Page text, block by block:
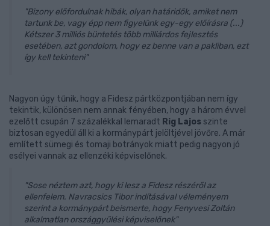
"Bizony előfordulnak hibák, olyan határidők, amiket nem
tartunk be, vagy épp nem figyelünk egy-egy előírásra (...)
Kétszer 3 milliós büntetés több milliárdos fejlesztés
esetében, azt gondolom, hogy ez benne van a pakliban, ezt
így kell tekinteni"
Nagyon úgy tűnik, hogy a Fidesz pártközpontjában nem így
tekintik, különösen nem annak fényében, hogy a három évvel
ezelőtt csupán 7 százalékkal lemaradt Rig Lajos szinte
biztosan egyedül áll ki a kormánypárt jelöltjével jövőre. A már
említett sümegi és tomaji botrányok miatt pedig nagyon jó
esélyei vannak az ellenzéki képviselőnek.
"Sose néztem azt, hogy ki lesz a Fidesz részéről az
ellenfelem. Navracsics Tibor indításával véleményem
szerint a kormánypárt beismerte, hogy Fenyvesi Zoltán
alkalmatlan országgyűlési képviselőnek"